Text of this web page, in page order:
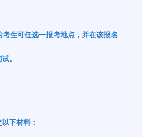
考生可任选一报考地点，并在该报名
。
下材料：